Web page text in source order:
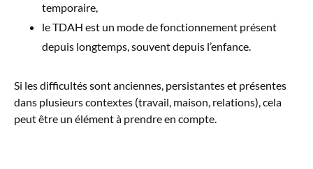
temporaire,
le TDAH est un mode de fonctionnement présent
depuis longtemps, souvent depuis l’enfance.
Si les difficultés sont anciennes, persistantes et présentes
dans plusieurs contextes (travail, maison, relations), cela
peut être un élément à prendre en compte.